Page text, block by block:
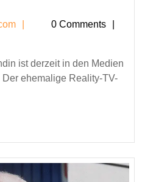
0 Comments
ist derzeit in den Medien
ehemalige Reality-TV-